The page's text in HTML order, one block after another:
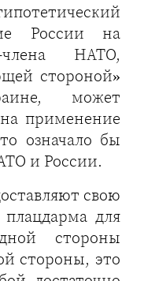
России на
члена НАТО,
стороной»
может
применение
означало бы
и России.
свою
для
стороны
стороны, это